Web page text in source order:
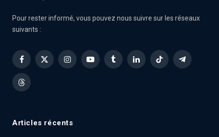
Pour rester informé, vous pouvez nous suivre sur les réseaux
suivants :
Facebook
X
InstagramYouTubeTumblrLinkedInTikTok Telegram
Threads
Articles récents